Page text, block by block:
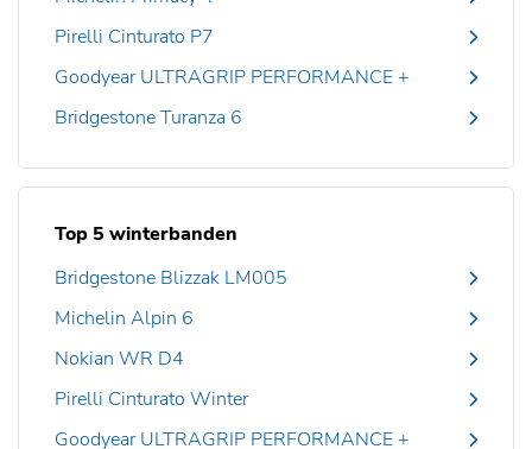
Pirelli Cinturato P7
Goodyear ULTRAGRIP PERFORMANCE +
Bridgestone Turanza 6
Top 5 winterbanden
Bridgestone Blizzak LM005
Michelin Alpin 6
Nokian WR D4
Pirelli Cinturato Winter
Goodyear ULTRAGRIP PERFORMANCE +